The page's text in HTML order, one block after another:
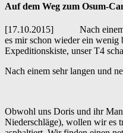
Auf dem Weg zum Osum-
[17.10.2015] Nach einem
es mir schon wieder ein wenig
Expeditionskiste, unser T4
Nach einem sehr langen und
Obwohl uns Doris und ihr
Niederschläge), wollen wir es